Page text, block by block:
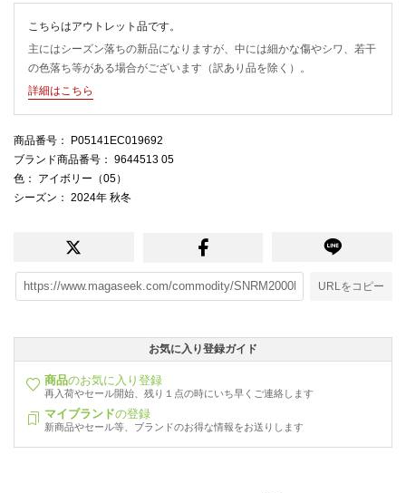
こちらはアウトレット品です。
主にはシーズン落ちの新品になりますが、中には細かな傷やシワ、若干
の色落ち等がある場合がございます（訳あり品を除く）。
詳細はこちら
商品番号 ： P05141EC019692
ブランド商品番号 ： 9644513 05
色 ： アイボリー（05）
シーズン ： 2024年 秋冬
URLをコピー
お気に入り登録ガイド
商品のお気に入り登録
再入荷やセール開始、残り１点の時にいち早くご連絡します
マイブランドの登録
新商品やセール等、ブランドのお得な情報をお送りします